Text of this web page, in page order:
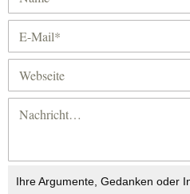
Ihre Argumente, Gedanken oder